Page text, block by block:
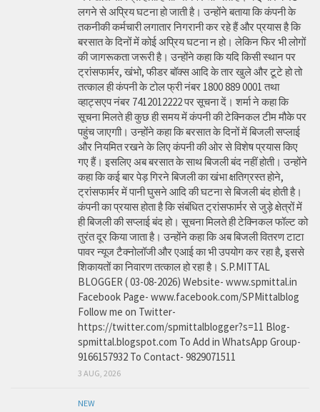
लगने से अप्रिय घटना हो जाती है। उन्होंने बताया कि कंपनी के
तकनीकी कर्मचारी लगातार निगरानी कर रहे हैं और प्रयास है कि
बरसात के दिनों में कोई अप्रिय घटना न हो। लेकिन फिर भी लोगों
की जागरूकता जरूरी है। उन्होंने कहा कि यदि किसी स्थान पर
ट्रांसफार्मर, खंभो, फीडर बॉक्स आदि के तार खुले और टूटे हो तो
तत्काल ही कंपनी के टोल फ्री नंबर 1800 889 0001 तथा
व्हाट्सएप नंबर 7412012222 पर सूचना दें। शर्मा ने कहा कि
सूचना मिलते ही कुछ ही समय में कंपनी की टेक्निकल टीम मौके पर
पहुंच जाएगाी। उन्होंने कहा कि बरसात के दिनों में बिजली सप्लाई
और नियमित रखने के लिए कंपनी की ओर से विशेष प्रयास किए
गए हैं। इसलिए अब बरसात के साथ बिजली बंद नहीं होती। उन्होंने
कहा कि कई बार पेड़ गिरने बिजली का खंभा क्षतिग्रस्त होने,
ट्रांसफार्मर में पानी घुसने आदि की घटना से बिजली बंद होती है।
कंपनी का प्रयास होता है कि संबंधित ट्रांसफार्मर से जुड़े क्षेत्रों में
ही बिजली की सप्लाई बंद हो। सूचना मिलते ही टेक्निकल फॉल्ट को
तुरंत दूर किया जाता है। उन्होंने कहा कि अब बिजली वितरण टाटा
पावर न्यूज टैक्नोलॉजी और एआई का भी उपयोग कर रहा है, इससे
शिकायतों का निवारण तत्काल हो रहा है। S.P.MITTAL
BLOGGER ( 03-08-2026) Website- www.spmittal.in
Facebook Page- www.facebook.com/SPMittalblog
Follow me on Twitter-
https://twitter.com/spmittalblogger?s=11 Blog-
spmittal.blogspot.com To Add in WhatsApp Group-
9166157932 To Contact- 9829071511
3 AUG, 2026
NEW